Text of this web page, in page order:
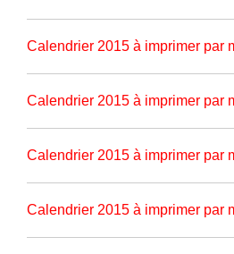
Calendrier 2015 à imprimer par
Calendrier 2015 à imprimer par
Calendrier 2015 à imprimer par
Calendrier 2015 à imprimer par